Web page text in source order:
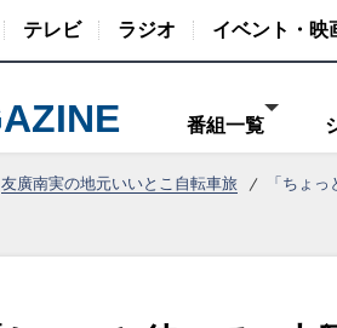
テレビ ラジオ イベント・映
番組一覧
友廣南実の地元いいとこ自転車旅 「ちょ